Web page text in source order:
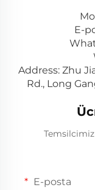
E-
Address: Zhu
Rd., Long
E-posta